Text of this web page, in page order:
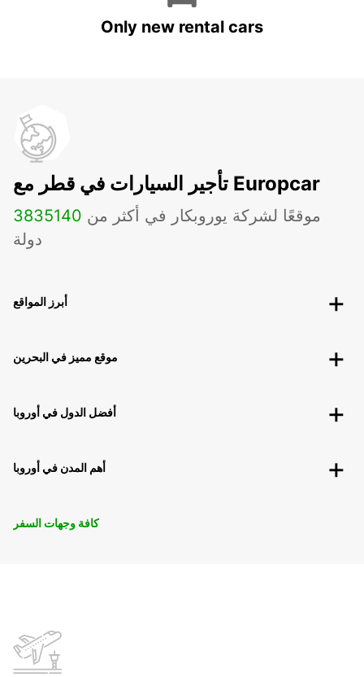
Only new rental cars
تأجير السيارات في قطر مع Europcar
3835 موقعًا لشركة يوروبكار في أكثر من 140
دولة
أبرز المواقع
موقع مميز في البحرين
أفضل الدول في أوروبا
أهم المدن في أوروبا
كافة وجهات السفر